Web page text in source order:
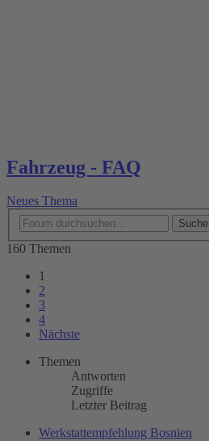
Fahrzeug - FAQ
Neues Thema
Suche
160 Themen
1
2
3
4
Nächste
Themen
Antworten
Zugriffe
Letzter Beitrag
Werkstattempfehlung Bosnien